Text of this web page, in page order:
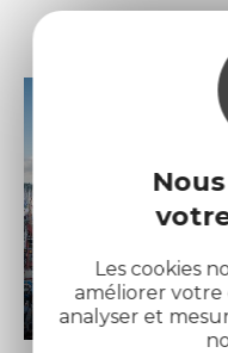
Les cookies
améliorer votre
analyser et
Les
forts
(page 5)